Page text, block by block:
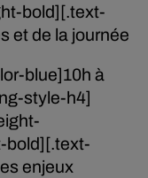
bold][.text-
et de la journée
blue]10h à
style-h4]
bold][.text-
enjeux